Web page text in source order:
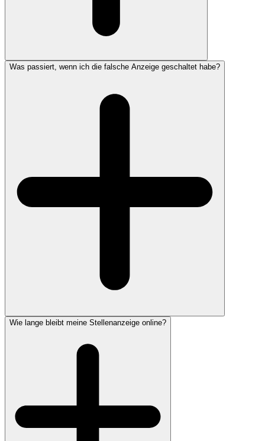
Was passiert, wenn ich die falsche Anzeige geschaltet habe?
Wie lange bleibt meine Stellenanzeige online?